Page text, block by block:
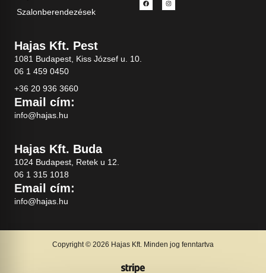
Szalonberendezések
Hajas Kft. Pest
1081 Budapest, Kiss József u. 10.
06 1 459 0450
+36 20 936 3660
Email cím:
info@hajas.hu
Hajas Kft. Buda
1024 Budapest, Retek u 12.
06 1 315 1018
Email cím:
info@hajas.hu
Copyright © 2026 Hajas Kft. Minden jog fenntartva